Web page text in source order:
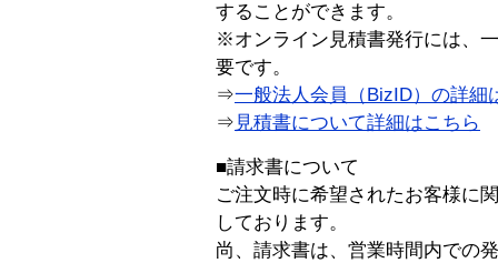
することができます。
※オンライン見積書発行には、
要です。
⇒一般法人会員（BizID）の詳細
⇒ 見積書について詳細はこちら
■請求書について
ご注文時に希望されたお客様に
しております。
尚、請求書は、営業時間内での